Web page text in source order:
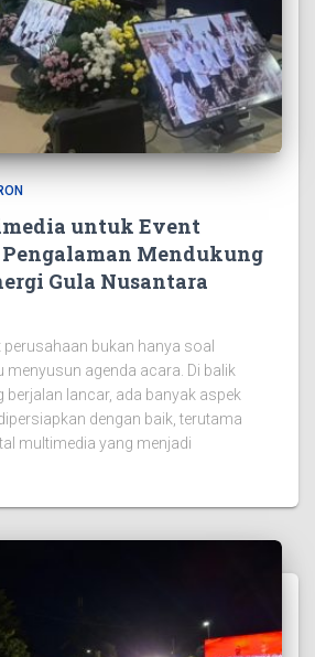
untuk Event
Pengalaman Mendukung
Gula Nusantara
perusahaan bukan hanya soal
menyusun agenda acara. Di balik
berjalan lancar, ada banyak aspek
dengan baik, terutama
multimedia yang menjadi